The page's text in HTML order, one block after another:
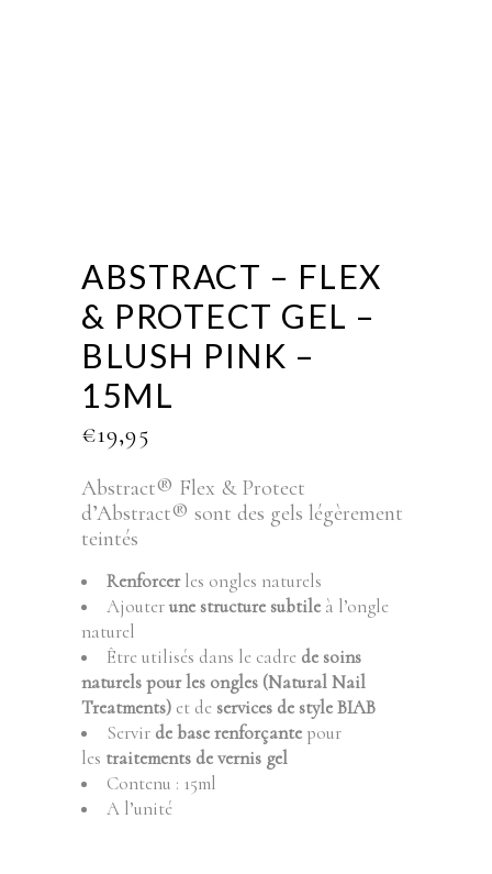
ABSTRACT – FLEX
& PROTECT GEL –
BLUSH PINK –
15ML
€19,95
Abstract® Flex & Protect
d’Abstract® sont des gels légèrement
teintés
Renforcerles ongles naturels
Ajouterune structure subtile à l’ongle
naturel
Être utilisés dans le cadre de soins
naturels pour les ongles (Natural Nail
Treatments) et de services de style BIAB
Servir de base renforçante pour
les traitements de vernis gel
Contenu : 15ml
A l’unité